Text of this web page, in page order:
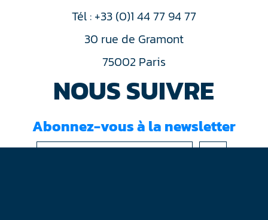
Tél : +33 (0)1 44 77 94 77
30 rue de Gramont
75002 Paris
NOUS SUIVRE
Abonnez-vous à la newsletter